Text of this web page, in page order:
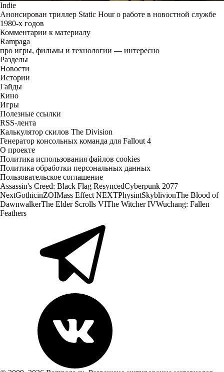
Indie
Анонсирован триллер Static Hour о работе в новостной службе
1980-х годов
Комментарии к материалу
Rampaga
про игры, фильмы и технологии — интересно
Разделы
Новости
Истории
Гайды
Кино
Игры
Полезные ссылки
RSS-лента
Калькулятор скилов The Division
Генератор консольных команда для Fallout 4
О проекте
Политика использования файлов cookies
Политика обработки персональных данных
Пользовательское соглашение
Assassin's Creed: Black Flag ResyncedCyberpunk 2077
NextGothicinZOIMass Effect NEXTPhysintSkyblivionThe Blood of
DawnwalkerThe Elder Scrolls VIThe Witcher IVWuchang: Fallen
Feathers